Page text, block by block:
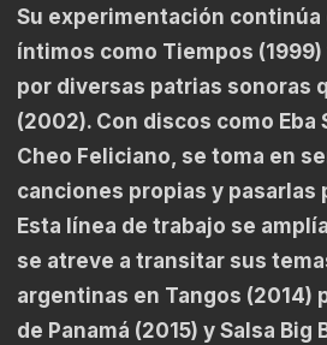
Su experimentación
íntimos como Tiempos
por diversas patrias sonoras
(2002). Con discos como Eba
Cheo Feliciano, se toma en
canciones propias y
Esta línea de trabajo se
se atreve a transitar sus
argentinas en Tangos (2014)
de Panamá (2015) y Salsa Big